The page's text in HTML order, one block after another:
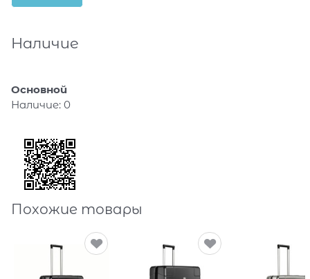
Наличие
Основной
Наличие: 0
Похожие товары